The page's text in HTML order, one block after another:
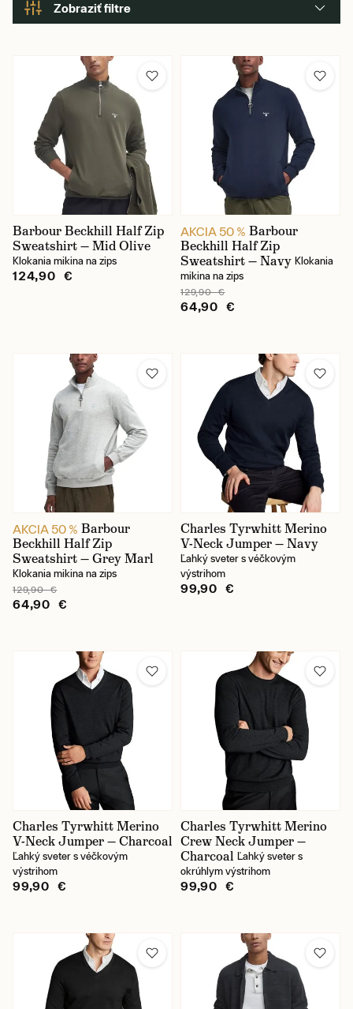
Zobraziť filtre
Výrobca
Veľkosť
Veľkosti tričiek, polo tričiek a svetrov
Materiál oblečenia
Pohlavie
Skladom
Barbour Beckhill Half Zip
Sweatshirt — Mid Olive
Klokania mikina na zips
124,90 €
AKCIA 50 % Barbour
Beckhill Half Zip
Sweatshirt — Navy Klokania
mikina na zips
129,90 €
64,90 €
AKCIA 50 % Barbour
Beckhill Half Zip
Sweatshirt — Grey Marl
Klokania mikina na zips
129,90 €
64,90 €
Charles Tyrwhitt Merino
V-Neck Jumper — Navy
Ľahký sveter s véčkovým
výstrihom
99,90 €
Charles Tyrwhitt Merino
V-Neck Jumper — Charcoal
Ľahký sveter s véčkovým
výstrihom
99,90 €
Charles Tyrwhitt Merino
Crew Neck Jumper —
Charcoal Ľahký sveter s
okrúhlym výstrihom
99,90 €